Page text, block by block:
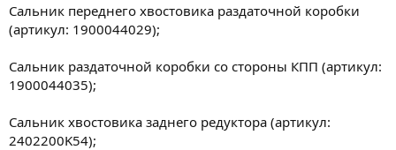
Сальник переднего хвостовика раздаточной коробки
(артикул: 1900044029);
Сальник раздаточной коробки со стороны КПП (артикул:
1900044035);
Сальник хвостовика заднего редуктора (артикул:
2402200K54);